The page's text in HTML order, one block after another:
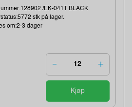
/EK-041T BLACK
stk på lager.
om:2-3 dager
Kjøp